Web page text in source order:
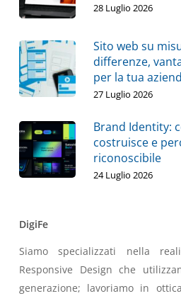
28 Luglio 2026
Sito web su
differenze,
per la tua
27 Luglio 2026
Brand Identity:
costruisce e
riconoscibile
24 Luglio 2026
DigiFe
Siamo specializzati nella
Responsive Design che
generazione; lavoriamo in